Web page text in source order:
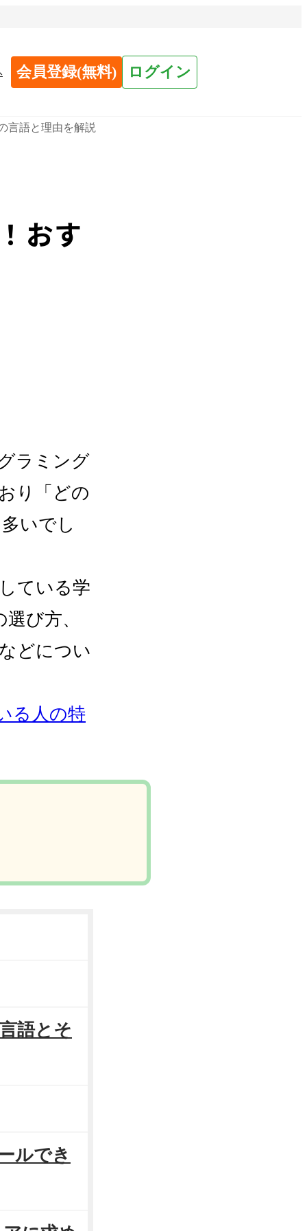
会員登録(無料) ログイン
言語と理由を解説
おす
ラミング
り「どの
いでし
ている学
び方、
どについ
る人の特
語とそ
ルでき